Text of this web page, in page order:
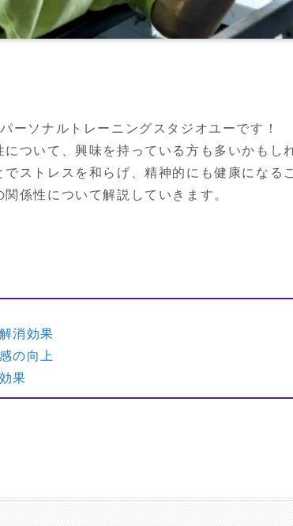
ーソナルトレーニングスタジオユーです！
ついて、興味を持っている方も多いかもし
ストレスを和らげ、精神的にも健康になる
消効果
の向上
果